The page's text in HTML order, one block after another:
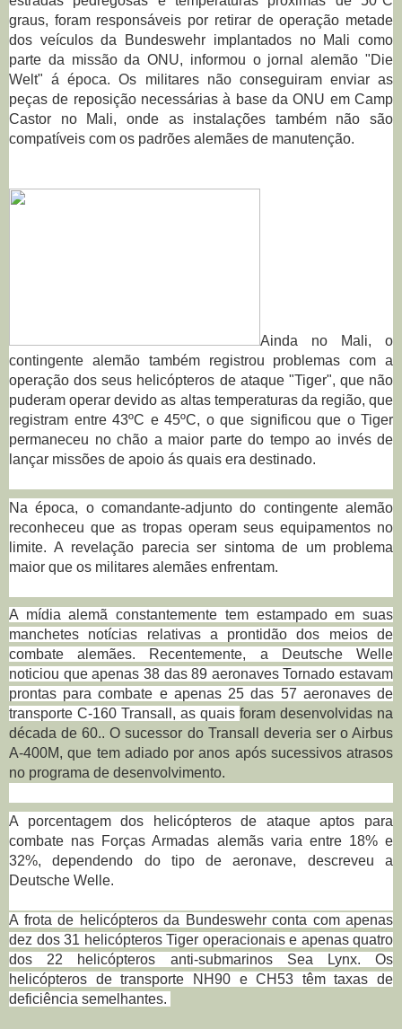
graus, foram responsáveis por retirar de operação metade
dos veículos da Bundeswehr implantados no Mali como
parte da missão da ONU, informou o jornal alemão "Die
Welt" á época.
Os militares não conseguiram enviar as
peças de reposição necessárias à base da ONU em Camp
Castor no Mali, onde as instalações também não são
compatíveis com os padrões alemães de manutenção.
Ainda no Mali, o
contingente alemão também registrou problemas com a
operação dos seus helicópteros de ataque "Tiger", que não
puderam operar devido as altas temperaturas da região, que
registram entre 43ºC e 45ºC, o que significou que o Tiger
permaneceu no chão a maior parte do tempo ao invés de
lançar missões de apoio ás quais era destinado.
Na época, o comandante-adjunto do contingente alemão
reconheceu que as tropas operam seus equipamentos no
limite. A revelação parecia ser sintoma de um problema
maior que os militares alemães enfrentam.
A mídia alemã constantemente tem estampado em suas
manchetes notícias relativas a prontidão dos meios de
combate alemães. Recentemente, a Deutsche Welle
noticiou que apenas 38 das 89 aeronaves Tornado estavam
prontas para combate e apenas 25 das 57 aeronavesde
transporte C-160 Transall, as quais foram desenvolvidas na
década de 60.. O sucessor do Transall deveria ser o Airbus
A-400M, que tem adiado por anos após sucessivos atrasos
no programa de desenvolvimento.
A porcentagem dos helicópteros de ataque aptos para
combate nas Forças Armadas alemãs varia entre 18% e
32%, dependendo do tipo de aeronave, descreveu a
Deutsche Welle.
A frota de helicópteros da Bundeswehr conta com apenas
dez dos 31 helicópteros Tiger operacionais e apenas quatro
dos 22 helicópteros anti-submarinos Sea Lynx.
Os
helicópteros de transporte NH90 e CH53 têm taxas de
deficiência semelhantes.